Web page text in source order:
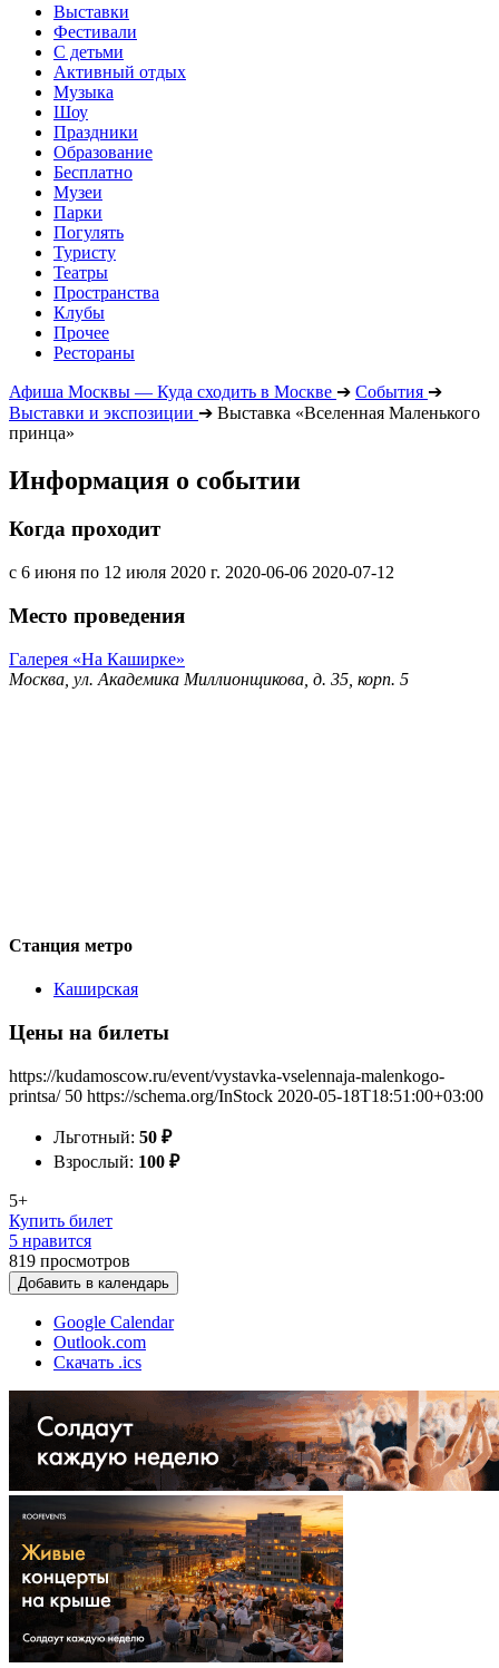
Выставки
Фестивали
С детьми
Активный отдых
Музыка
Шоу
Праздники
Образование
Бесплатно
Музеи
Парки
Погулять
Туристу
Театры
Пространства
Клубы
Прочее
Рестораны
Афиша Москвы — Куда сходить в Москве ➔ События ➔
Выставки и экспозиции ➔ Выставка «Вселенная Маленького
принца»
Информация о событии
Когда проходит
с 6 июня по 12 июля 2020 г. 2020-06-06 2020-07-12
Место проведения
Галерея «На Каширке»
Москва, ул. Академика Миллионщикова, д. 35, корп. 5
Станция метро
Каширская
Цены на билеты
https://kudamoscow.ru/event/vystavka-vselennaja-malenkogo-
printsa/ 50 https://schema.org/InStock 2020-05-18T18:51:00+03:00
Льготный: 50 ₽
Взрослый: 100 ₽
5+
Купить билет
5 нравится
819 просмотров
Добавить в календарь
Google Calendar
Outlook.com
Скачать .ics